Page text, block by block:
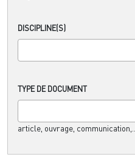
DISCIPLINE(S)
TYPE DE DOCUMENT
article, ouvrage, communication,....